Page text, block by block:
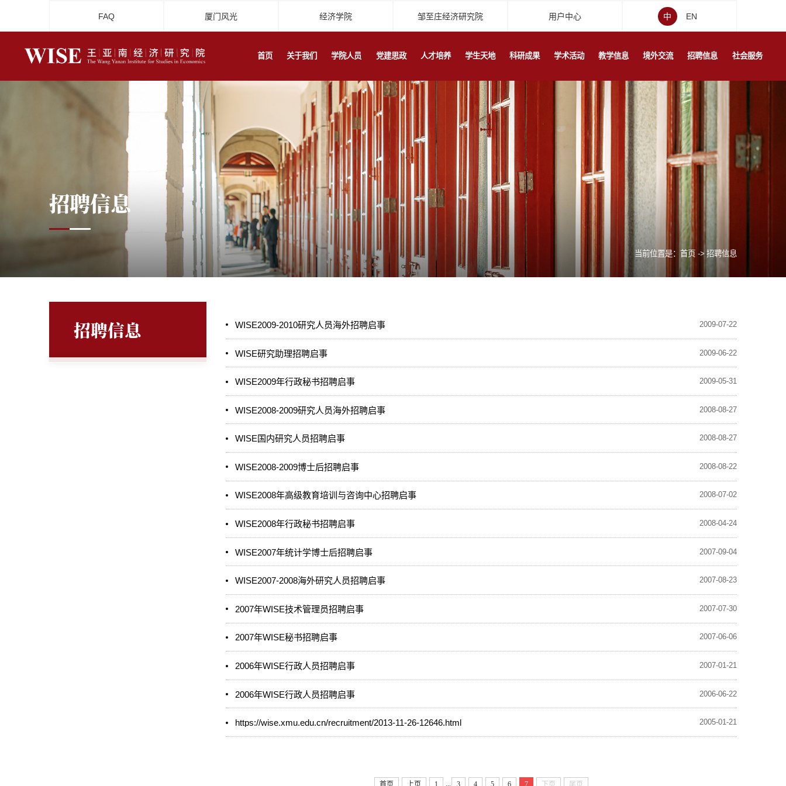
FAQ 厦门风光 经济学院 邹至庄经济研究院 用户中心 中 EN
首页 关于我们 学院人员 党建思政 人才培养 学生天地 科研成果 学术活动 教学信息 境外交流 招聘信息 社会服务
招聘信息
当前位置是：首页 -> 招聘信息
招聘信息 2009-07-22
WISE2009-2010研究人员海外招聘启事
2009-06-22
WISE研究助理招聘启事
2009-05-31
WISE2009年行政秘书招聘启事
2008-08-27
WISE2008-2009研究人员海外招聘启事
2008-08-27
WISE国内研究人员招聘启事
2008-08-22
WISE2008-2009博士后招聘启事
2008-07-02
WISE2008年高级教育培训与咨询中心招聘启事
2008-04-24
WISE2008年行政秘书招聘启事
2007-09-04
WISE2007年统计学博士后招聘启事
2007-08-23
WISE2007-2008海外研究人员招聘启事
2007-07-30
2007年WISE技术管理员招聘启事
2007-06-06
2007年WISE秘书招聘启事
2007-01-21
2006年WISE行政人员招聘启事
2006-06-22
2006年WISE行政人员招聘启事
2005-01-21
https://wise.xmu.edu.cn/recruitment/2013-11-26-12646.html
首页 上页 1 3 4 5 6 7 下页 尾页